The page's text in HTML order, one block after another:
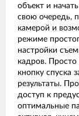
объект и
свою очередь,
камерой и
режиме
настройки
кадров.
кнопку спуска
результаты.
доступ к
оптимальные